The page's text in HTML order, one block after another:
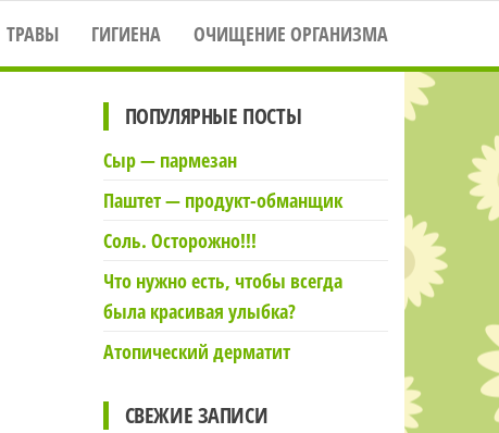
ТРАВЫ ГИГИЕНА ОЧИЩЕНИЕ ОРГАНИЗМА
ПОПУЛЯРНЫЕ ПОСТЫ
Сыр — пармезан
Паштет — продукт-обманщик
Соль. Осторожно!!!
Что нужно есть, чтобы всегда
была красивая улыбка?
Атопический дерматит
СВЕЖИЕ ЗАПИСИ